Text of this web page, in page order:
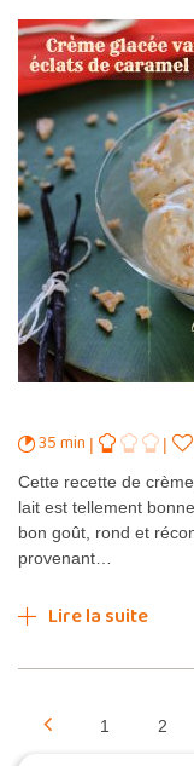
35 min
Cette recette de
lait est tellement
bon goût, rond et
provenant…
Lire la suite
1 2